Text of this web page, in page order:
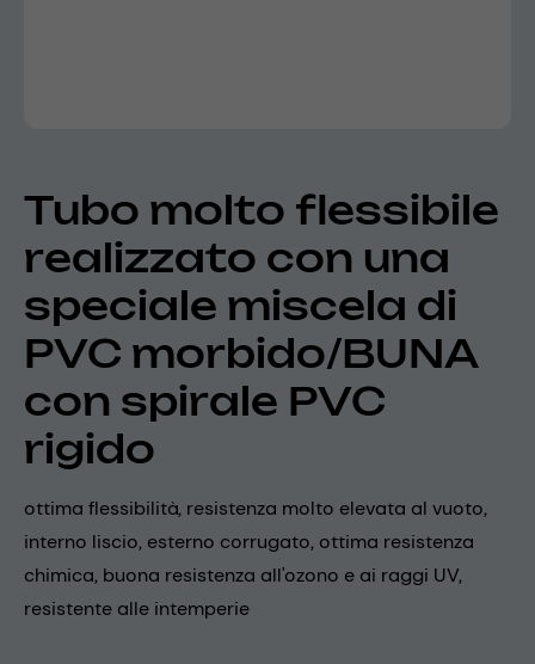
Tubo molto flessibile
realizzato con una
speciale miscela di
PVC morbido/BUNA
con spirale PVC
rigido
ottima flessibilità, resistenza molto elevata al vuoto,
interno liscio, esterno corrugato, ottima resistenza
chimica, buona resistenza all'ozono e ai raggi UV,
resistente alle intemperie